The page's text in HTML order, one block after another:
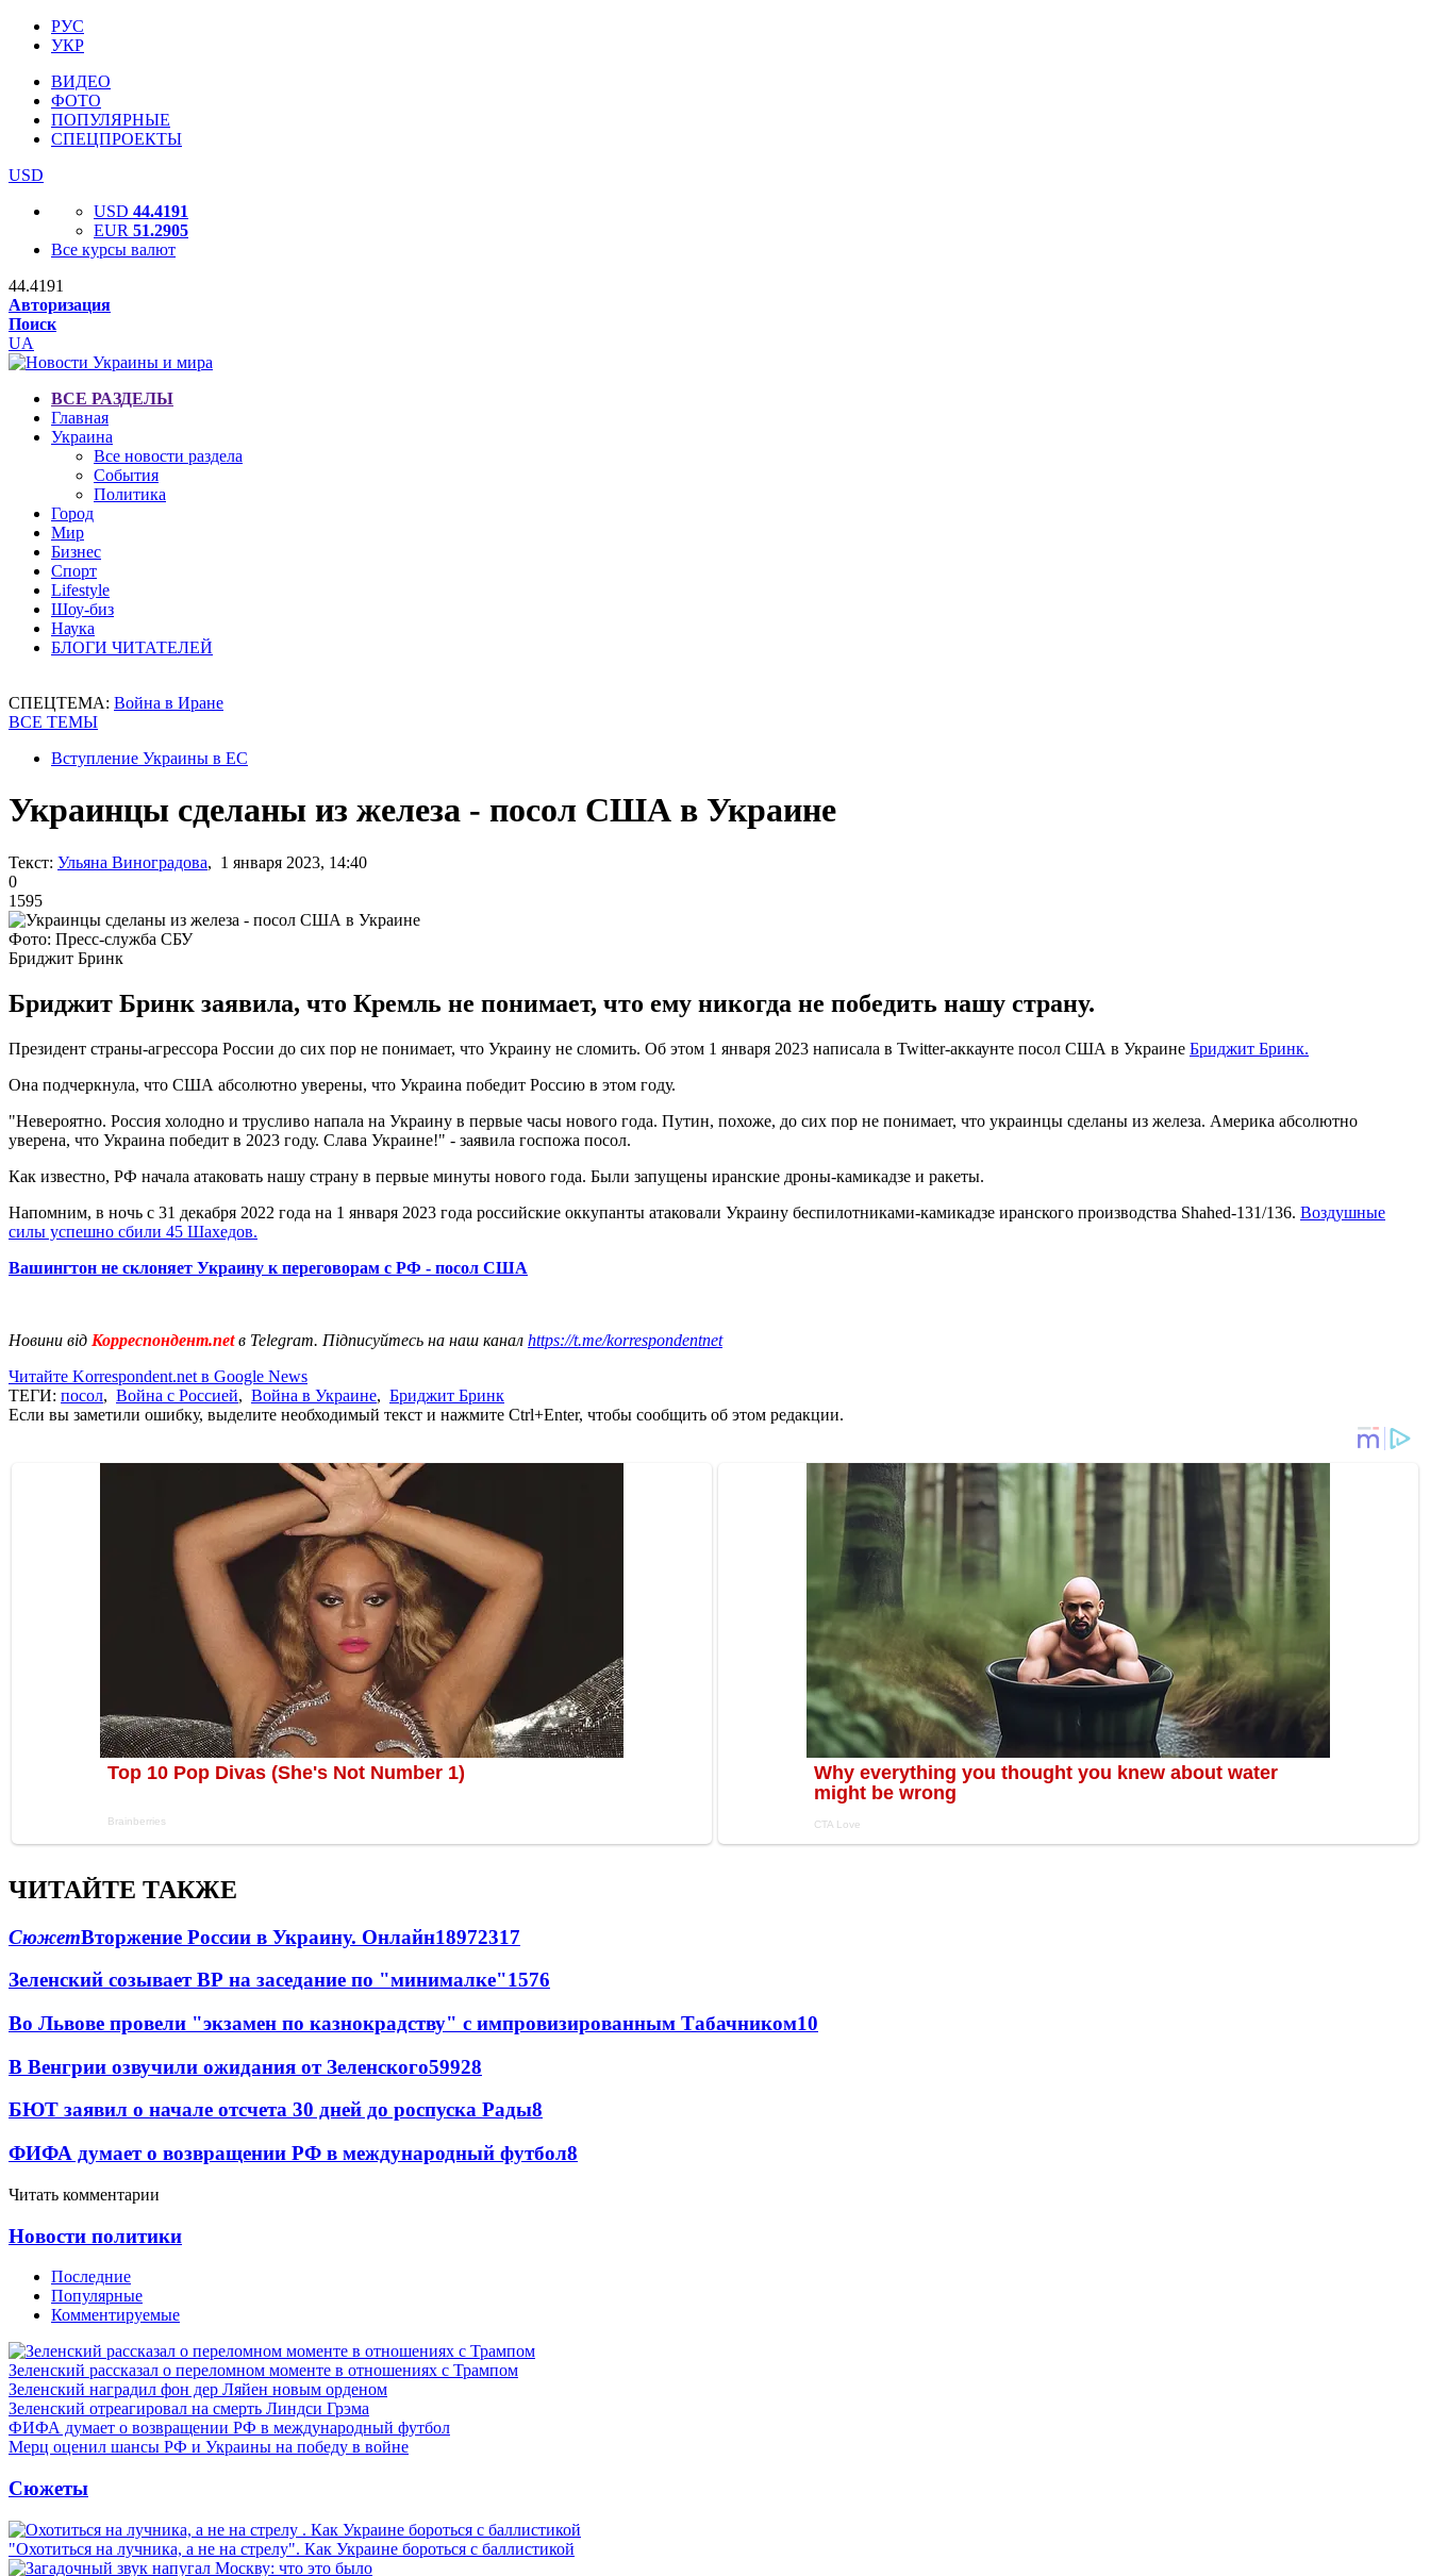
РУС
УКР
ВИДЕО
ФОТО
ПОПУЛЯРНЫЕ
СПЕЦПРОЕКТЫ
USD
USD 44.4191
EUR 51.2905
Все курсы валют
44.4191
Авторизация
Поиск
UA
ВСЕ РАЗДЕЛЫ
Главная
Украина
Все новости раздела
События
Политика
Город
Мир
Бизнес
Спорт
Lifestyle
Шоу-биз
Наука
БЛОГИ ЧИТАТЕЛЕЙ
СПЕЦТЕМА: Война в Иране
ВСЕ ТЕМЫ
Вступление Украины в ЕС
Украинцы сделаны из железа - посол США в Украине
Текст: Ульяна Виноградова, 1 января 2023, 14:40
0
1595
Фото: Пресс-служба СБУ
Бриджит Бринк
Бриджит Бринк заявила, что Кремль не понимает, что ему никогда не победить нашу страну.
Президент страны-агрессора России до сих пор не понимает, что Украину не сломить. Об этом 1 января 2023 написала в Twitter-аккаунте посол США в Украине Бриджит Бринк.
Она подчеркнула, что США абсолютно уверены, что Украина победит Россию в этом году.
"Невероятно. Россия холодно и трусливо напала на Украину в первые часы нового года. Путин, похоже, до сих пор не понимает, что украинцы сделаны из железа. Америка абсолютно
уверена, что Украина победит в 2023 году. Слава Украине!" - заявила госпожа посол.
Как известно, РФ начала атаковать нашу страну в первые минуты нового года. Были запущены иранские дроны-камикадзе и ракеты.
Напомним, в ночь с 31 декабря 2022 года на 1 января 2023 года российские оккупанты атаковали Украину беспилотниками-камикадзе иранского производства Shahed-131/136. Воздушные
силы успешно сбили 45 Шахедов.
Вашингтон не склоняет Украину к переговорам с РФ - посол США
Новини від Корреспондент.netв Telegram. Підписуйтесь на наш канал https://t.me/korrespondentnet
Читайте Korrespondent.net в Google News
ТЕГИ: посол, Война с Россией, Война в Украине, Бриджит Бринк
Если вы заметили ошибку, выделите необходимый текст и нажмите Ctrl+Enter, чтобы сообщить об этом редакции.
ЧИТАЙТЕ ТАКЖЕ
СюжетВторжение России в Украину. Онлайн18972317
Зеленский созывает ВР на заседание по "минималке"1576
Во Львове провели "экзамен по казнокрадству" с импровизированным Табачником10
В Венгрии озвучили ожидания от Зеленского59928
БЮТ заявил о начале отсчета 30 дней до роспуска Рады8
ФИФА думает о возвращении РФ в международный футбол8
Читать комментарии
Новости политики
Последние
Популярные
Комментируемые
Зеленский рассказал о переломном моменте в отношениях с Трампом
Зеленский наградил фон дер Ляйен новым орденом
Зеленский отреагировал на смерть Линдси Грэма
ФИФА думает о возвращении РФ в международный футбол
Мерц оценил шансы РФ и Украины на победу в войне
Сюжеты
"Охотиться на лучника, а не на стрелу". Как Украине бороться с баллистикой